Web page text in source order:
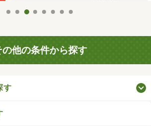
の他の条件から探す
す